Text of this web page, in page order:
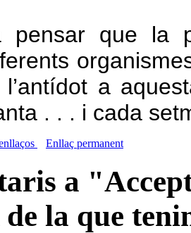
pensar que la
l’antídot a
. . . i cada
Enllaç permanent
a
de la que